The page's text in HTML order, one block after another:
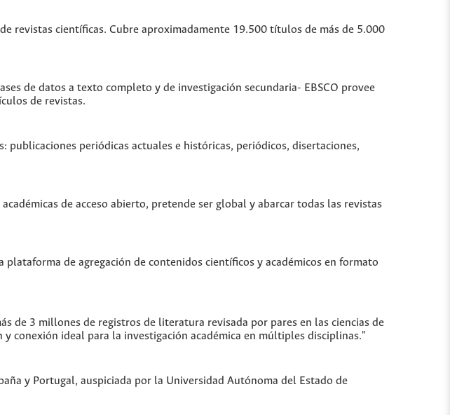
revistas científicas. Cubre aproximadamente 19.500 títulos de más de 5.000
de datos a texto completo y de investigación secundaria- EBSCO provee
de revistas.
publicaciones periódicas actuales e históricas, periódicos, disertaciones,
de acceso abierto, pretende ser global y abarcar todas las revistas
de agregación de contenidos científicos y académicos en formato
de 3 millones de registros de literatura revisada por pares en las ciencias de
conexión ideal para la investigación académica en múltiples disciplinas."
y Portugal, auspiciada por la Universidad Autónoma del Estado de